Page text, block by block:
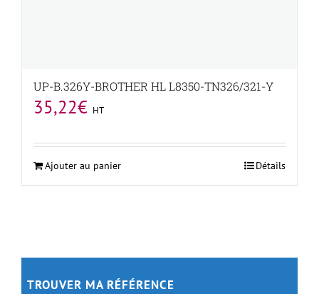
UP-B.326Y-BROTHER HL L8350-TN326/321-Y
35,22€ HT
Ajouter au panier Détails
TROUVER MA RÉFÉRENCE